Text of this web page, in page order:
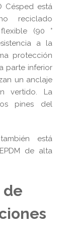
Césped está
reciclado
(90 °
a la
protección
parte inferior
un anclaje
vertido. La
pines del
está
de alta
de